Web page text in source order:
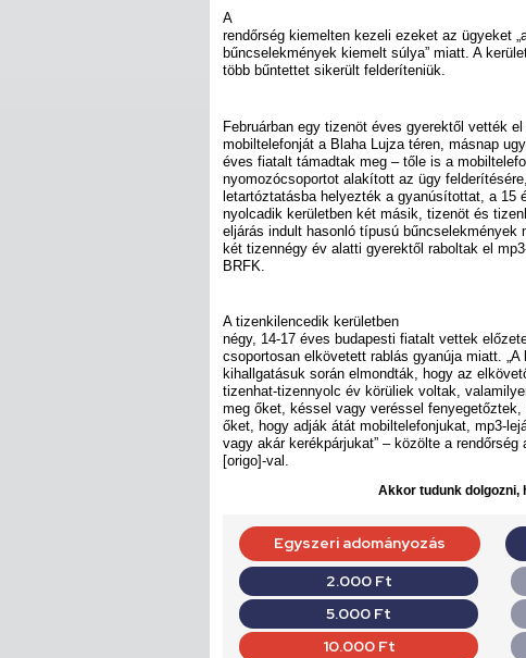
A
rendőrség kiemelten kezeli ezeket az ügyeket
bűncselekmények kiemelt súlya” miatt. A
több bűntettet sikerült felderíteniük.
Februárban egy tizenöt éves gyerektől vették el
mobiltelefonját a Blaha Lujza téren, másnap
éves fiatalt támadtak meg – tőle is a
nyomozócsoportot alakított az ügy
letartóztatásba helyezték a gyanúsítottat, a 15
nyolcadik kerületben két másik, tizenöt és
eljárás indult hasonló típusú bűncselekmények
két tizennégy év alatti gyerektől raboltak el
BRFK.
A tizenkilencedik kerületben
négy, 14-17 éves budapesti fiatalt vettek
csoportosan elkövetett rablás gyanúja miatt. „A
kihallgatásuk során elmondták, hogy az
tizenhat-tizennyolc év körüliek voltak,
meg őket, késsel vagy veréssel
őket, hogy adják átát mobiltelefonjukat, mp3-
vagy akár kerékpárjukat” – közölte a rendőrség
[origo]-val.
Akkor tudunk dolgozni,